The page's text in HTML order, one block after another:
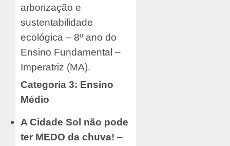
arborização e
sustentabilidade
ecológica – 8º ano do
Ensino Fundamental –
Imperatriz (MA).
Categoria 3: Ensino
Médio
A Cidade Sol não pode
ter MEDO da chuva! –